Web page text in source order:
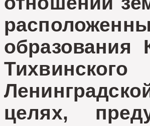
образования
целях,